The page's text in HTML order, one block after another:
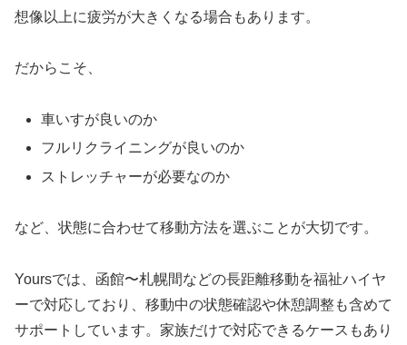
想像以上に疲労が大きくなる場合もあります。
だからこそ、
車いすが良いのか
フルリクライニングが良いのか
ストレッチャーが必要なのか
など、状態に合わせて移動方法を選ぶことが大切です。
Yoursでは、函館〜札幌間などの長距離移動を福祉ハイヤ
ーで対応しており、移動中の状態確認や休憩調整も含めて
サポートしています。家族だけで対応できるケースもあり